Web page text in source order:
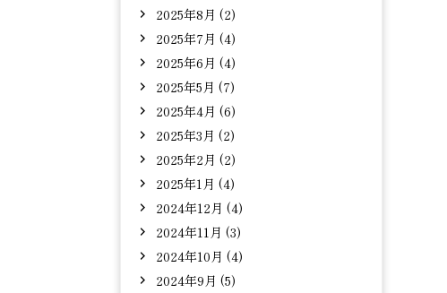
2025年8月 (2)
2025年7月 (4)
2025年6月 (4)
2025年5月 (7)
2025年4月 (6)
2025年3月 (2)
2025年2月 (2)
2025年1月 (4)
2024年12月 (4)
2024年11月 (3)
2024年10月 (4)
2024年9月 (5)